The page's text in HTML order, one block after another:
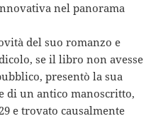
nel panorama
del suo romanzo e
se il libro non avesse
presentò la sua
di un antico manoscritto,
e trovato causalmente